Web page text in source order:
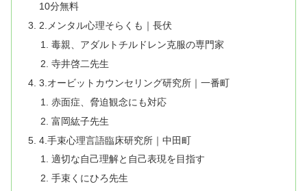
10分無料
2.メンタル心理そらくも｜長伏
毒親、アダルトチルドレン克服の専門家
寺井啓二先生
3.オービットカウンセリング研究所｜一番町
赤面症、脅迫観念にも対応
富岡紘子先生
4.手束心理言語臨床研究所｜中田町
適切な自己理解と自己表現を目指す
手束くにひろ先生